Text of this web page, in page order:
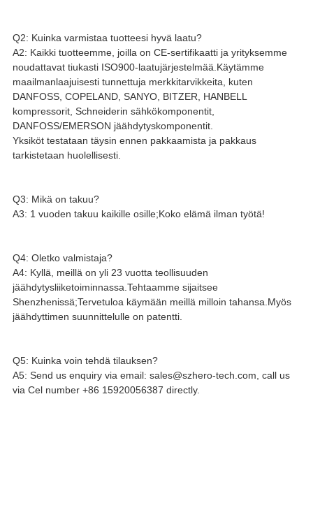
Q2: Kuinka varmistaa tuotteesi hyvä laatu?
A2: Kaikki tuotteemme, joilla on CE-sertifikaatti ja yrityksemme
noudattavat tiukasti ISO900-laatujärjestelmää.Käytämme
maailmanlaajuisesti tunnettuja merkkitarvikkeita, kuten
DANFOSS, COPELAND, SANYO, BITZER, HANBELL
kompressorit, Schneiderin sähkökomponentit,
DANFOSS/EMERSON jäähdytyskomponentit.
Yksiköt testataan täysin ennen pakkaamista ja pakkaus
tarkistetaan huolellisesti.
Q3: Mikä on takuu?
A3: 1 vuoden takuu kaikille osille;Koko elämä ilman työtä!
Q4: Oletko valmistaja?
A4: Kyllä, meillä on yli 23 vuotta teollisuuden
jäähdytysliiketoiminnassa.Tehtaamme sijaitsee
Shenzhenissä;Tervetuloa käymään meillä milloin tahansa.Myös
jäähdyttimen suunnittelulle on patentti.
Q5: Kuinka voin tehdä tilauksen?
A5: Send us enquiry via email: sales@szhero-tech.com, call us
via Cel number +86 15920056387 directly.